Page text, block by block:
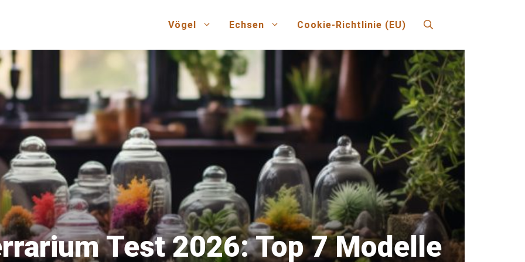
Vögel Echsen Cookie-Richtlinie (EU)
Test 2026: Top 7 Modelle